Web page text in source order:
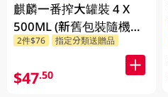
麒麟一番搾大罐裝 4 X
500ML (新舊包裝隨機發
貨)
2件$76 指定分類送贈品
$47.50